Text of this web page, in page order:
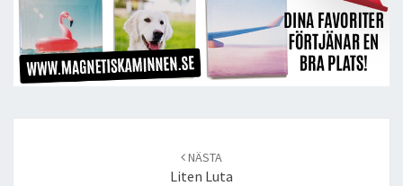
NÄSTA
Liten Luta